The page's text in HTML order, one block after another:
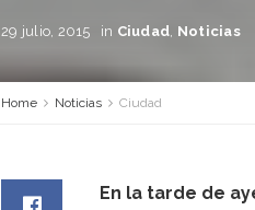
29 julio, 2015 in Ciudad, Noticias
Home Noticias Ciudad
En la tarde de